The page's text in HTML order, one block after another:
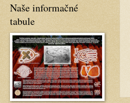
Naše informačné
tabule